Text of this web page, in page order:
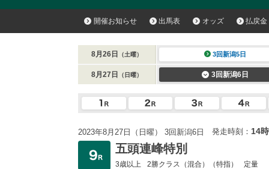
開催お知らせ 出馬表 オッズ 払戻金
8月26日 （土曜） 3回新潟5日
8月27日 （日曜） 3回新潟6日
2023年8月27日（日曜） 3回新潟6日 発走時刻： 14
五頭連峰特別
3歳以上 2勝クラス （混合）（特指） 定量